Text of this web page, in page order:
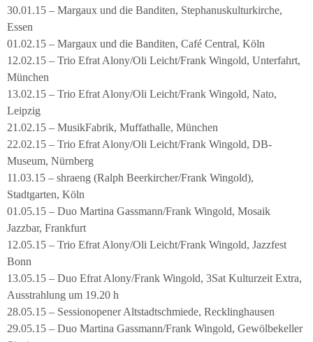
30.01.15 – Margaux und die Banditen, Stephanuskulturkirche,
Essen
01.02.15 – Margaux und die Banditen, Café Central, Köln
12.02.15 – Trio Efrat Alony/Oli Leicht/Frank Wingold, Unterfahrt,
München
13.02.15 – Trio Efrat Alony/Oli Leicht/Frank Wingold, Nato,
Leipzig
21.02.15 – MusikFabrik, Muffathalle, München
22.02.15 – Trio Efrat Alony/Oli Leicht/Frank Wingold, DB-
Museum, Nürnberg
11.03.15 – shraeng (Ralph Beerkircher/Frank Wingold),
Stadtgarten, Köln
01.05.15 – Duo Martina Gassmann/Frank Wingold, Mosaik
Jazzbar, Frankfurt
12.05.15 – Trio Efrat Alony/Oli Leicht/Frank Wingold, Jazzfest
Bonn
13.05.15 – Duo Efrat Alony/Frank Wingold, 3Sat Kulturzeit Extra,
Ausstrahlung um 19.20 h
28.05.15 – Sessionopener Altstadtschmiede, Recklinghausen
29.05.15 – Duo Martina Gassmann/Frank Wingold, Gewölbekeller